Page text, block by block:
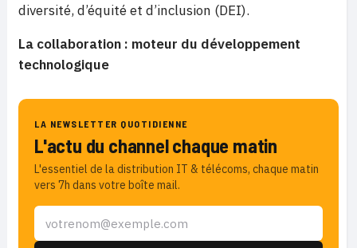
diversité, d’équité et d’inclusion (DEI).
La collaboration : moteur du développement
technologique
LA NEWSLETTER QUOTIDIENNE
L'actu du channel chaque matin
L'essentiel de la distribution IT & télécoms, chaque matin
vers 7h dans votre boîte mail.